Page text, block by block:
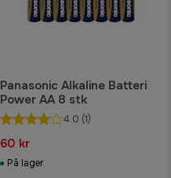
Panasonic Alkaline Batteri
Power AA 8 stk
4.0 (1)
60 kr
På lager